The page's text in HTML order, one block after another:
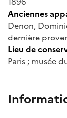
Anciennes
Denon,
dernière
Lieu de
Paris ; musée